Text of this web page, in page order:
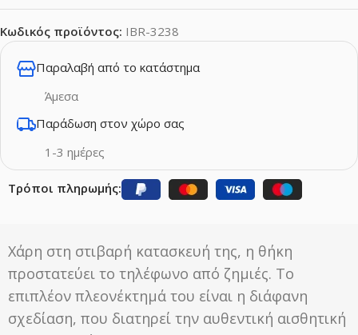
Κωδικός προϊόντος: IBR-3238
Παραλαβή από το κατάστημα
Άμεσα
Παράδωση στον χώρο σας
1-3 ημέρες
Τρόποι πληρωμής:
Χάρη στη στιβαρή κατασκευή της, η θήκη
προστατεύει το τηλέφωνο από ζημιές. Το
επιπλέον πλεονέκτημά του είναι η διάφανη
σχεδίαση, που διατηρεί την αυθεντική αισθητική